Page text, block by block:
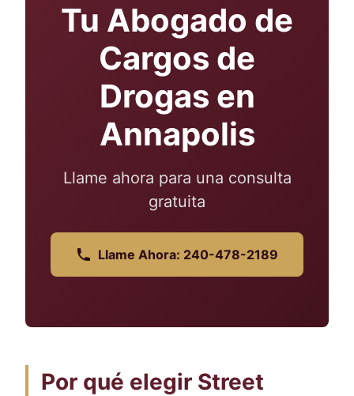
Tu Abogado de
Cargos de
Drogas en
Annapolis
Llame ahora para una consulta
gratuita
Llame Ahora: 240-478-2189
Por qué elegir Street